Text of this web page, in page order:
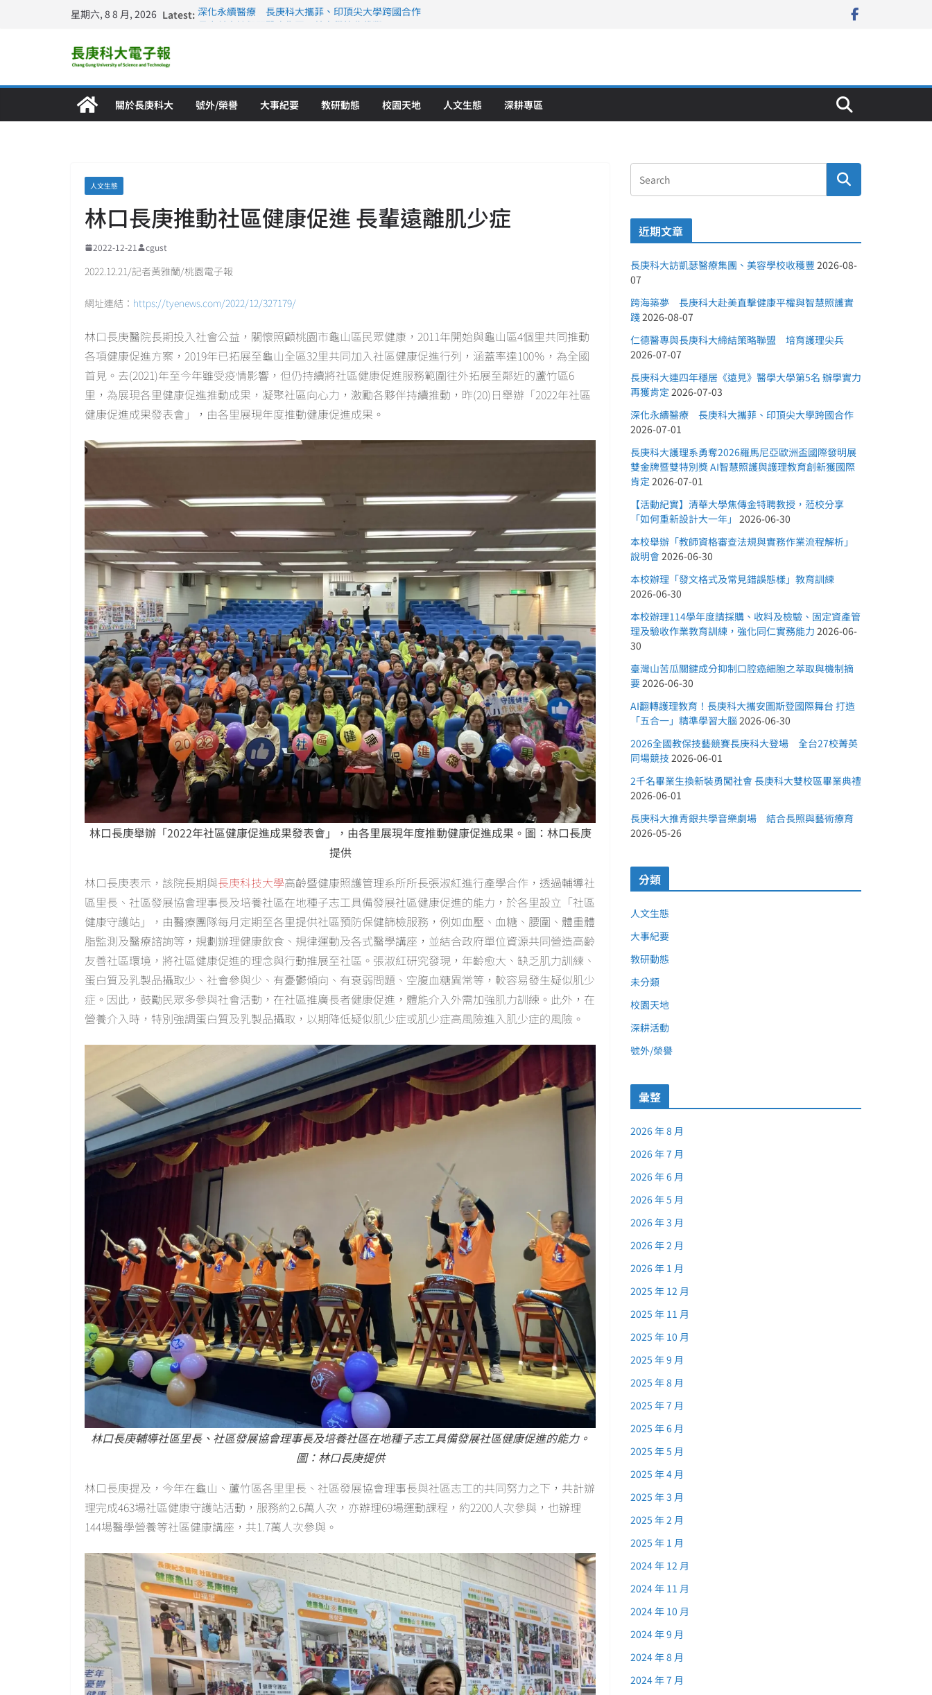
星期六, 8 8 月, 2026 Latest: 深化永續醫療 長庚科大攜菲、印頂尖大學跨國合作
關於長庚科大 號外/榮譽 大事紀要 教研動態 校園天地 人文生態 深耕專區
人文生態
林口長庚推動社區健康促進 長輩遠離肌少症
2022-12-21 cgust
2022.12.21/記者黃雅蘭/桃園電子報
網址連結： https://tyenews.com/2022/12/327179/
林口長庚醫院長期投入社會公益，關懷照顧桃園市龜山區民眾健康，2011年開始與龜山區4個里共同推動
各項健康促進方案，2019年已拓展至龜山全區32里共同加入社區健康促進行列，涵蓋率達100％，為全國
首見。去(2021)年至今年雖受疫情影響，但仍持續將社區健康促進服務範圍往外拓展至鄰近的蘆竹區6
里，為展現各里健康促進推動成果，凝聚社區向心力，激勵各夥伴持續推動，昨(20)日舉辦「2022年社區
健康促進成果發表會」，由各里展現年度推動健康促進成果。
林口長庚舉辦「2022年社區健康促進成果發表會」，由各里展現年度推動健康促進成果。圖：林口長庚
提供
林口長庚表示，該院長期與長庚科技大學高齡暨健康照護管理系所所長張淑紅進行產學合作，透過輔導社
區里長、社區發展協會理事長及培養社區在地種子志工具備發展社區健康促進的能力，於各里設立「社區
健康守護站」，由醫療團隊每月定期至各里提供社區預防保健篩檢服務，例如血壓、血糖、腰圍、體重體
脂監測及醫療諮詢等，規劃辦理健康飲食、規律運動及各式醫學講座，並結合政府單位資源共同營造高齡
友善社區環境，將社區健康促進的理念與行動推展至社區。張淑紅研究發現，年齡愈大、缺乏肌力訓練、
蛋白質及乳製品攝取少、社會參與少、有憂鬱傾向、有衰弱問題、空腹血糖異常等，較容易發生疑似肌少
症。因此，鼓勵民眾多參與社會活動，在社區推廣長者健康促進，體能介入外需加強肌力訓練。此外，在
營養介入時，特別強調蛋白質及乳製品攝取，以期降低疑似肌少症或肌少症高風險進入肌少症的風險。
林口長庚輔導社區里長、社區發展協會理事長及培養社區在地種子志工具備發展社區健康促進的能力。
圖：林口長庚提供
林口長庚提及，今年在龜山、蘆竹區各里里長、社區發展協會理事長與社區志工的共同努力之下，共計辦
理完成463場社區健康守護站活動，服務約2.6萬人次，亦辦理69場運動課程，約2200人次參與，也辦理
144場醫學營養等社區健康講座，共1.7萬人次參與。
近期文章
長庚科大訪凱瑟醫療集團、美容學校收穫豐 2026-08-
07
跨海築夢 長庚科大赴美直擊健康平權與智慧照護實
踐2026-08-07
仁德醫專與長庚科大締結策略聯盟 培育護理尖兵
2026-07-07
長庚科大連四年穩居《遠見》醫學大學第5名 辦學實力
再獲肯定 2026-07-03
深化永續醫療 長庚科大攜菲、印頂尖大學跨國合作
2026-07-01
長庚科大護理系勇奪2026羅馬尼亞歐洲盃國際發明展
雙金牌暨雙特別獎 AI智慧照護與護理教育創新獲國際
肯定 2026-07-01
【活動紀實】清華大學焦傳金特聘教授，蒞校分享
「如何重新設計大一年」 2026-06-30
本校舉辦「教師資格審查法規與實務作業流程解析」
說明會2026-06-30
本校辦理「發文格式及常見錯誤態樣」教育訓練
2026-06-30
本校辦理114學年度請採購、收料及檢驗、固定資產管
理及驗收作業教育訓練，強化同仁實務能力 2026-06-
30
臺灣山苦瓜關鍵成分抑制口腔癌細胞之萃取與機制摘
要2026-06-30
AI翻轉護理教育！長庚科大攜安圖斯登國際舞台 打造
「五合一」精準學習大腦 2026-06-30
2026全國教保技藝競賽長庚科大登場 全台27校菁英
同場競技 2026-06-01
2千名畢業生換新裝勇闖社會 長庚科大雙校區畢業典禮
2026-06-01
長庚科大推青銀共學音樂劇場 結合長照與藝術療育
2026-05-26
分類
人文生態
大事紀要
教研動態
未分類
校園天地
深耕活動
號外/榮譽
彙整
2026 年 8 月
2026 年 7 月
2026 年 6 月
2026 年 5 月
2026 年 3 月
2026 年 2 月
2026 年 1 月
2025 年 12 月
2025 年 11 月
2025 年 10 月
2025 年 9 月
2025 年 8 月
2025 年 7 月
2025 年 6 月
2025 年 5 月
2025 年 4 月
2025 年 3 月
2025 年 2 月
2025 年 1 月
2024 年 12 月
2024 年 11 月
2024 年 10 月
2024 年 9 月
2024 年 8 月
2024 年 7 月